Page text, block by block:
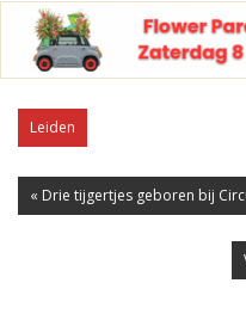
Leiden
« Drie tijgertjes geboren bij